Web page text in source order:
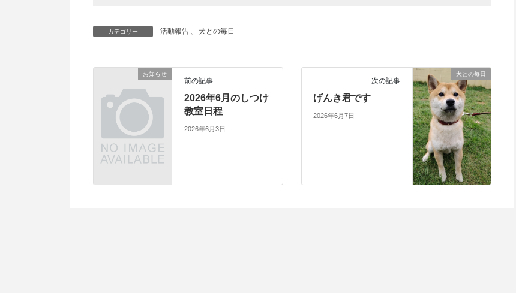
カテゴリー 活動報告 、 犬との毎日
お知らせ
前の記事
2026年6月のしつけ
教室日程
2026年6月3日
犬との毎日
次の記事
げんき君です
2026年6月7日